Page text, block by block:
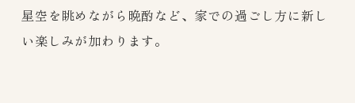
星空を眺めながら晩酌など、家での過ごし方に新し
い楽しみが加わります。